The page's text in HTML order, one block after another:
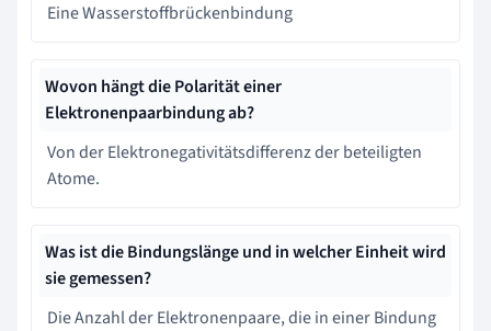
Eine Wasserstoffbrückenbindung
Wovon hängt die Polaritӓt einer
Elektronenpaarbindung ab?
Von der Elektronegativitätsdifferenz der beteiligten
Atome.
Was ist die Bindungslänge und in welcher Einheit wird
sie gemessen?
Die Anzahl der Elektronenpaare, die in einer Bindung